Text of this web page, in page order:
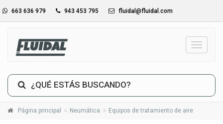
663 636 979 943 453 795 fluidal@fluidal.com
¿QUÉ ESTÁS BUSCANDO?
Página principal Neumática Equipos de tratamiento de aire